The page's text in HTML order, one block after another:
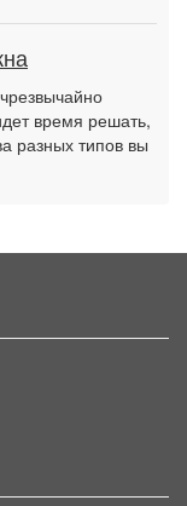
время решать,
разных типов вы